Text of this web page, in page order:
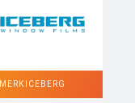
MERK ICEBERG